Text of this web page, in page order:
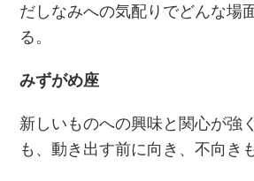
だしなみへの気配りでどんな場
る。
みずがめ座
新しいものへの興味と関心が強
も、動き出す前に向き、不向き